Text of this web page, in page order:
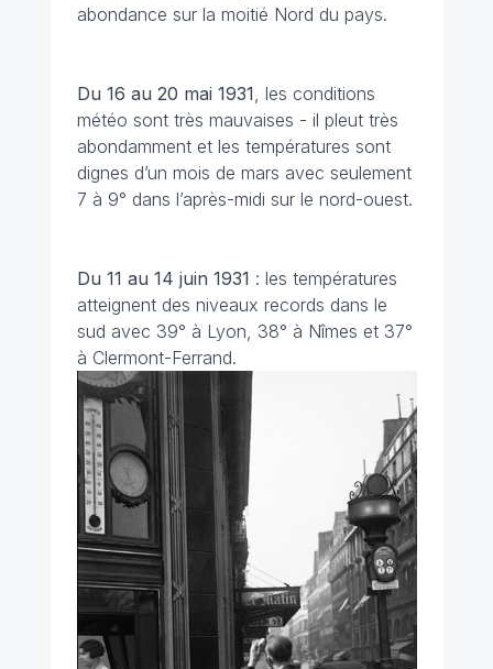
abondance sur la moitié Nord du pays.
Du 16 au 20 mai 1931, les conditions
météo sont très mauvaises - il pleut très
abondamment et les températures sont
dignes d’un mois de mars avec seulement
7 à 9° dans l’après-midi sur le nord-ouest.
Du 11 au 14 juin 1931 : les températures
atteignent des niveaux records dans le
sud avec 39° à Lyon, 38° à Nîmes et 37°
à Clermont-Ferrand.